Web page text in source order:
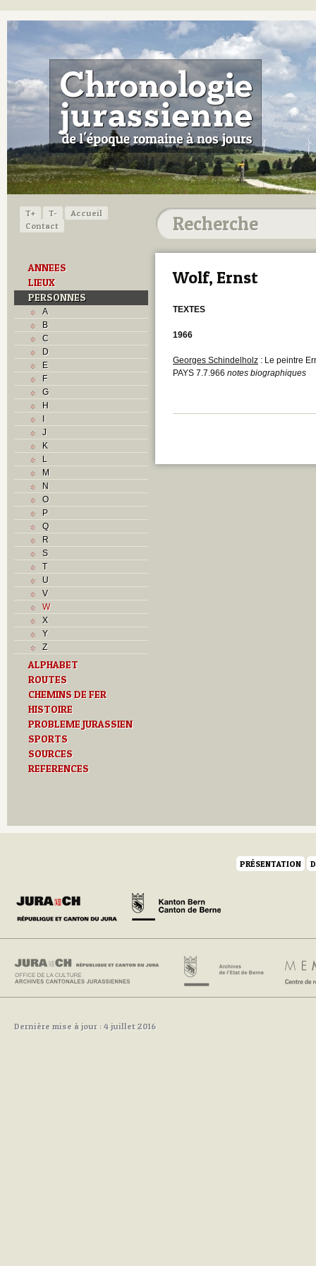
T+ T-
Accueil
Contact
ANNEES
LIEUX
PERSONNES
A
B
C
D
E
F
G
H
I
J
K
L
M
N
O
P
Q
R
S
T
U
V
W
X
Y
Z
ALPHABET
ROUTES
CHEMINS DE FER
HISTOIRE
PROBLEME JURASSIEN
SPORTS
SOURCES
REFERENCES
Wolf, Ernst
TEXTES
1966
Georges Schindelholz : Le peintre
PAYS 7.7.966 notes biographiques
PRÉSENTATION
Dernière mise à jour : 4 juillet 2016